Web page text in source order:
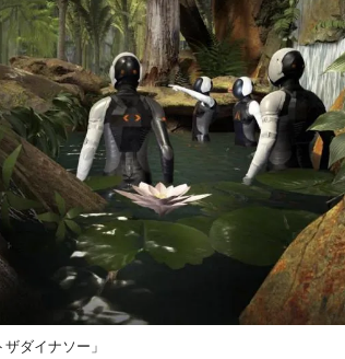
ダイナソー」